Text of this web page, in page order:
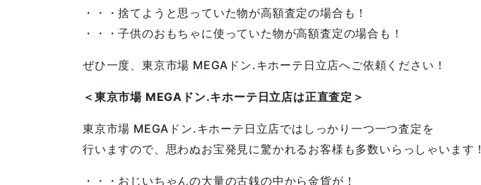
・・・捨てようと思っていた物が高額査定の場合も！
・・・子供のおもちゃに使っていた物が高額査定の場合も！
ぜひ一度、東京市場 MEGAドン.キホーテ日立店へご依頼ください！
＜東京市場 MEGAドン.キホーテ日立店は正直査定＞
東京市場 MEGAドン.キホーテ日立店ではしっかり一つ一つ査定を
行いますので、思わぬお宝発見に驚かれるお客様も多数いらっしゃいます！
・・・おじいちゃんの大量の古銭の中から金貨が！